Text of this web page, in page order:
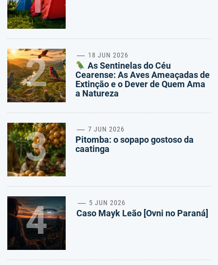
2 18 JUN 2026
As Sentinelas do Céu
Cearense: As Aves Ameaçadas de
Extinção e o Dever de Quem Ama
a Natureza
3 7 JUN 2026
Pitomba: o sopapo gostoso da
caatinga
4 5 JUN 2026
Caso Mayk Leão [Ovni no Paraná]